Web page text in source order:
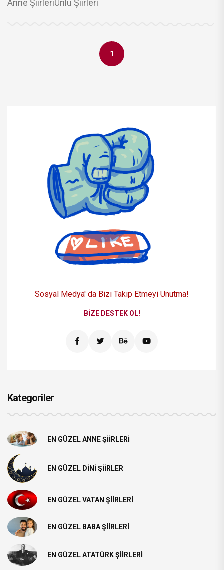
Anne ŞiirleriÜnlü Şiirleri
1
Sosyal Medya' da Bizi Takip Etmeyi Unutma!
BIZE DESTEK OL!
Kategoriler
EN GÜZEL ANNE ŞIIRLERI
EN GÜZEL DINI ŞIIRLER
EN GÜZEL VATAN ŞIIRLERI
EN GÜZEL BABA ŞIIRLERI
EN GÜZEL ATATÜRK ŞIIRLERI